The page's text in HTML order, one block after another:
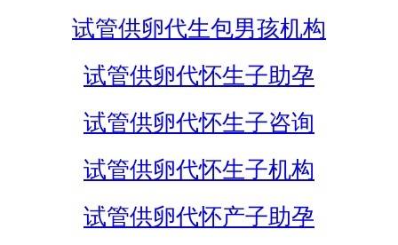
试管供卵代生包男孩机构
试管供卵代怀生子助孕
试管供卵代怀生子咨询
试管供卵代怀生子机构
试管供卵代怀产子助孕